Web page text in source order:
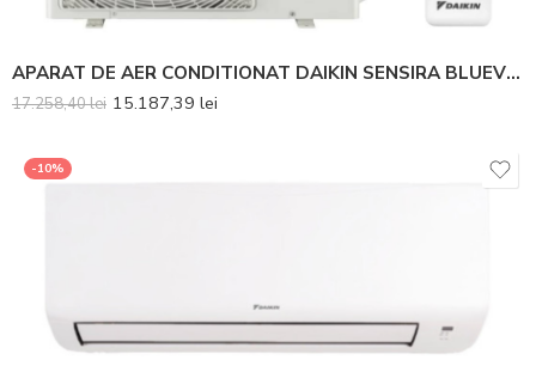
APARAT DE AER CONDITIONAT DAIKIN SENSIRA BLUEVOLUTION FTXC35E-RXC35E INVERTER 12000 BTU – SET 6 BUC
17.258,40lei 15.187,39 lei
-10%